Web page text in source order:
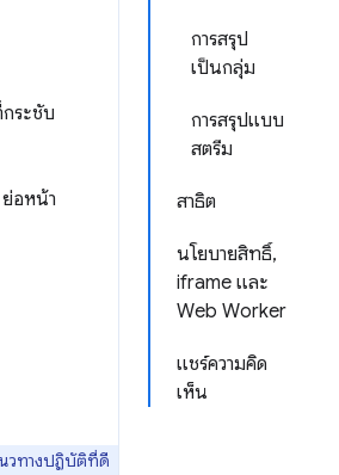
การสรุป
เป็นกลุ่ม
การสรุปแบบ
สตรีม
สาธิต
นโยบายสิทธิ์,
iframe และ
Web Worker
แชร์ความคิด
เห็น
ระชับ
อหน้า
วทางปฏิบัติที่ดี